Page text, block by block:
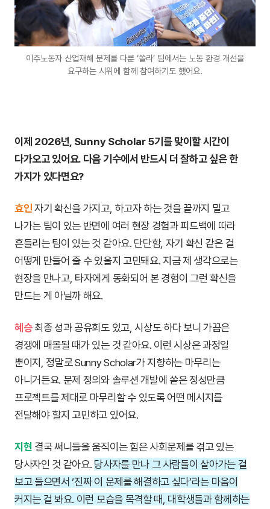
이주노동자 산업재해 문제를 다룬 ‘쏠라’ 팀에서는 노동 환경 개선을
요구하는 시위에 함께 참여하기도 했어요.
이제 2026년, Sunny Scholar 5기를 맞이할 시간이
다가오고 있어요. 다음 기수에서 반드시 더 잘하고 싶은 한
가지가 있다면요?
효인자기 확신을 가지고, 하고자 하는 것을 끝까지 밀고
나가는 팀이 있는 반면에 여러 현장 경험과 피드백에 따라
흔들리는 팀이 있는 것 같아요. 단단함, 자기 확신 같은 걸
어떻게 만들어 줄 수 있을지 고민돼요. 지금 제 생각으로는
현장을 만나고, 타자에게 동화되어 본 경험이 그런 확신을
만드는 게 아닐까 해요.
혜승최종 성과 공유회도 있고, 시상도 하다 보니 가끔은
경쟁에 매몰될 때가 있는 것 같아요. 이런 시상은 과정일
뿐이지, 정말로 Sunny Scholar가 지향하는 마무리는
아니거든요. 문제 정의와 솔루션 개발에 쏟은 정성만큼
프로젝트를 제대로 마무리할 수 있도록 어떤 메시지를
전달해야 할지 고민하고 있어요.
지현 결국 써니들을 움직이는 힘은 사회문제를 겪고 있는
당사자인 것 같아요. 당사자를 만나 그 사람들이 살아가는 걸
보고 들으면서 ‘진짜 이 문제를 해결하고 싶다’라는 마음이
커지는 걸 봐요. 이런 모습을 목격할 때, 대학생들과 함께하는